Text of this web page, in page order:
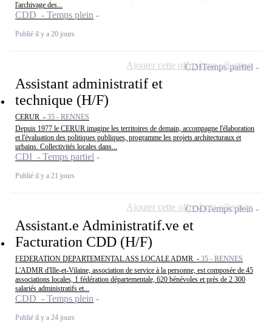
l'archivage des...
CDD - Temps plein
Publié il y a 20 jours
Assistant administratif et
technique (H/F)
CERUR - 35 - RENNES
Depuis 1977 le CERUR imagine les territoires de demain, accompagne l'élaboration
et l'évaluation des politiques publiques, programme les projets architecturaux et
urbains. Collectivités locales dans...
CDI - Temps partiel
Publié il y a 21 jours
CDITemps partiel
Ajouter cette offre à ma sélection
Assistant.e Administratif.ve et
Facturation CDD (H/F)
FEDERATION DEPARTEMENTAL ASS LOCALE ADMR - 35 - RENNES
L'ADMR d'Ille-et-Vilaine, association de service à la personne, est composée de 45
associations locales, 1 fédération départementale, 620 bénévoles et près de 2 300
salariés administratifs et...
CDD - Temps plein
Publié il y a 24 jours
CDDTemps plein
Ajouter cette offre à ma sélection